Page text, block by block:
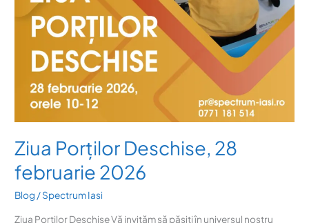
Ziua Porților Deschise, 28
februarie 2026
Blog /Spectrum Iasi
Ziua Porților Deschise Vă invităm să pășiți în universul nostru